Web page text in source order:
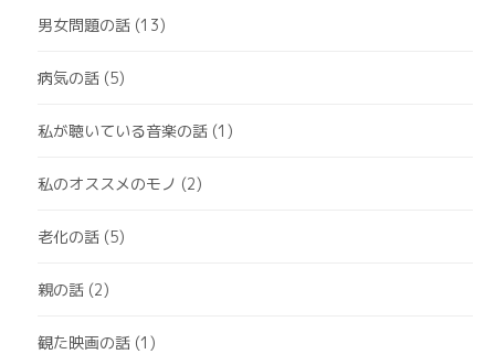
男女問題の話 (13)
病気の話 (5)
私が聴いている音楽の話 (1)
私のオススメのモノ (2)
老化の話 (5)
親の話 (2)
観た映画の話 (1)